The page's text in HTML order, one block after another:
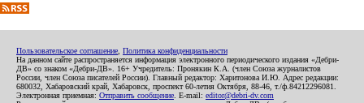
Пользовательское соглашение Политика конфиденциальности
На данном сайте распространяется информация электронного периодического издания «Дебри-
ДВ» со знаком «Дебри-ДВ». 16+ Учредитель: Пронякин К.А. (член Союза журналистов
России, член Союза писателей России). Главный редактор: Харитонова И.Ю. Адрес редакции:
680032, Хабаровский край, Хабаровск, проспект 60-летия Октября, 88-46, т./ф.84212296081.
Электронная приемная: Отправить сообщение . E-mail: editor@debri-dv.com